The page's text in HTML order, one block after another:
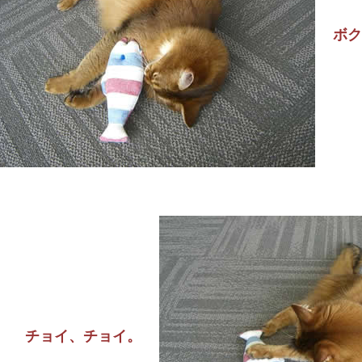
ボ
チョイ、チョイ。